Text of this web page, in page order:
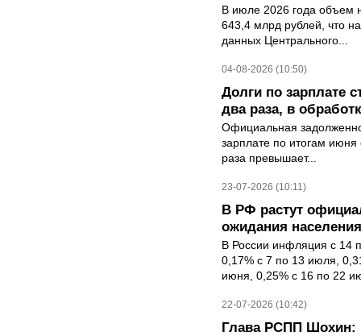
В июле 2026 года объем
643,4 млрд рублей, что
данных Центрального...
04-08-2026 (10:50)
Долги по зарплате
два раза, в
Официальная
зарплате по итогам
раза превышает...
23-07-2026 (10:11)
В РФ растут
ожидания населения
В России инфляция с 14
0,17% с 7 по 13 июля,
июня, 0,25% с 16 по 22
22-07-2026 (10:42)
Глава РСПП Шохин: